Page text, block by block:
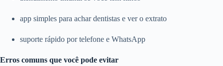
app simples para achar dentistas e ver o extrato
suporte rápido por telefone e WhatsApp
Erros comuns que você pode evitar